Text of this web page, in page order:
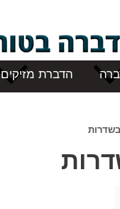
הדברת מזיקים